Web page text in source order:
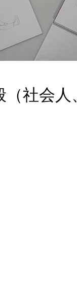
社会人